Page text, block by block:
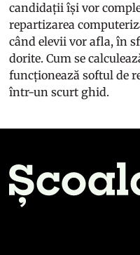
candidații își vor
repartizarea
când elevii vor afla, în
dorite. Cum se
funcționează softul de
într-un scurt ghid.